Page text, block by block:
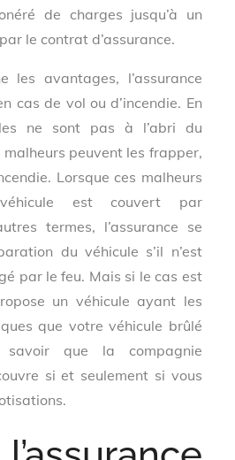
de charges jusqu’à un
le contrat d’assurance.
les avantages, l’assurance
cas de vol ou d’incendie. En
ne sont pas à l’abri du
peuvent les frapper,
Lorsque ces malheurs
est couvert par
termes, l’assurance se
du véhicule s’il n’est
par le feu. Mais si le cas est
un véhicule ayant les
que votre véhicule brûlé
que la compagnie
si et seulement si vous